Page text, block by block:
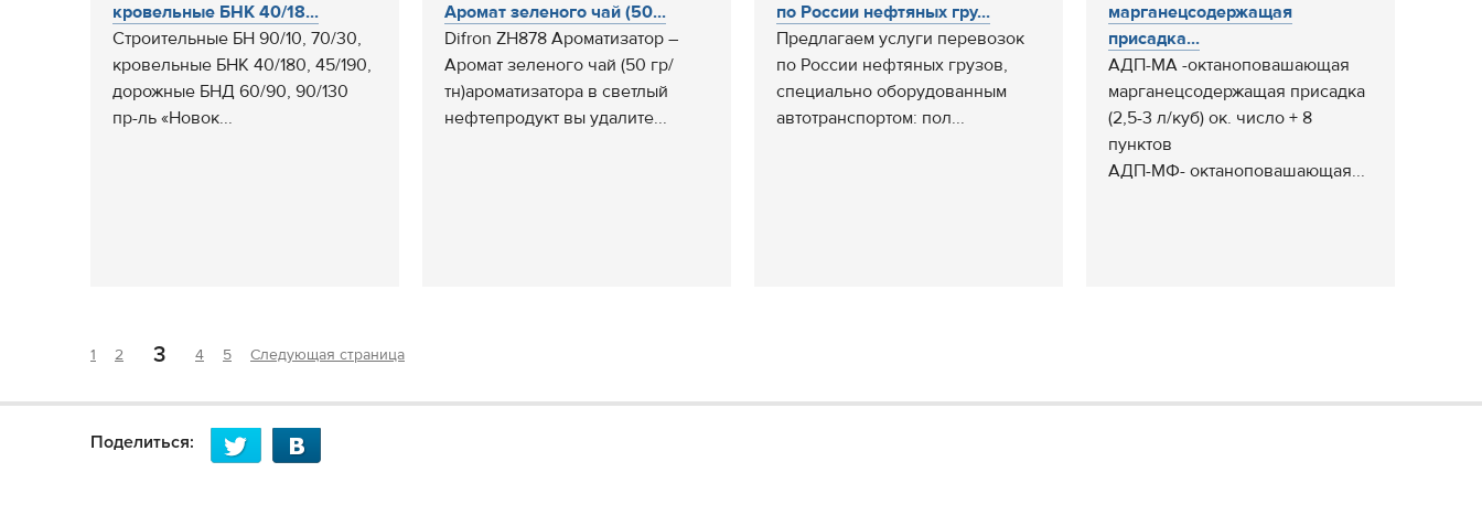
кровельные БНК 40/18...
Строительные БН 90/10, 70/30,
кровельные БНК 40/180, 45/190,
дорожные БНД 60/90, 90/130
пр-ль «Новок...
Аромат зеленого чай (50...
Difron ZH878 Ароматизатор –
Аромат зеленого чай (50 гр/
тн)ароматизатора в светлый
нефтепродукт вы удалите...
по России нефтяных гру...
Предлагаем услуги перевозок
по России нефтяных грузов,
специально оборудованным
автотранспортом: пол...
марганецсодержащая
присадка...
АДП-МА -октаноповашающая
марганецсодержащая присадка
(2,5-3 л/куб) ок. число + 8
пунктов
АДП-МФ- октаноповашающая...
1 2 3 4 5 Следующая страница
Поделиться: